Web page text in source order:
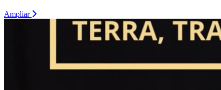
Ampliar